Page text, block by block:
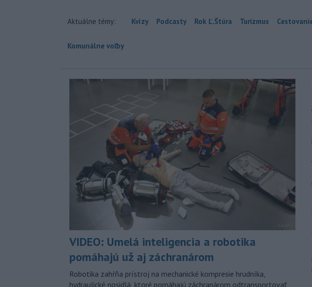
Aktuálne témy: Kvízy Podcasty Rok Ľ.Štúra Turizmus
Komunálne voľby
VIDEO: Umelá inteligencia a robotika
pomáhajú už aj záchranárom
Robotika zahŕňa prístroj na mechanické kompresie hrudníka,
hydraulické nosidlá, ktoré pomáhajú záchranárom odtransportovať